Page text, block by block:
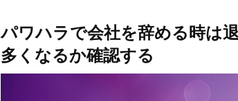
パワハラで会社を辞める時は
多くなるか確認する